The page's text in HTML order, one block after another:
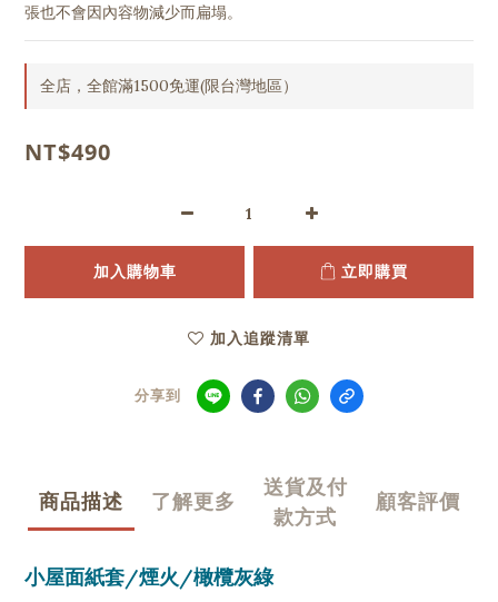
張也不會因內容物減少而扁塌。
全店，全館滿1500免運(限台灣地區）
NT$490
加入購物車 立即購買
加入追蹤清單
分享到
商品描述 了解更多
送貨及付
款方式
顧客評價
小屋面紙套/煙火/橄欖灰綠